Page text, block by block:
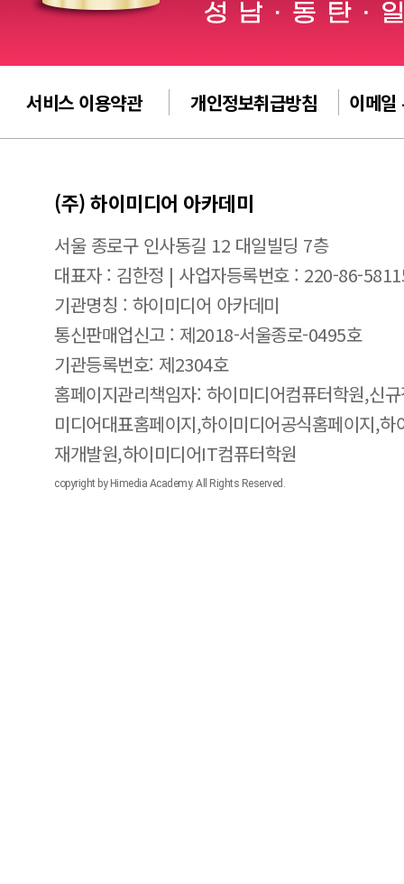
서비스 이용약관 개인정보취급방침 이메일
(주) 하이미디어 아카데미
서울 종로구 인사동길 12 대일빌딩 7층
대표자 : 김한정 | 사업자등록번호 : 220-86-
기관명칭 : 하이미디어 아카데미
통신판매업신고 : 제2018-서울종로-0495호
기관등록번호: 제2304호
홈페이지관리책임자: 하이미디어컴퓨터학원,신
미디어대표홈페이지,하이미디어공식홈페이지,
재개발원,하이미디어IT컴퓨터학원
copyright by Himedia Academy. All Rights Reserved.